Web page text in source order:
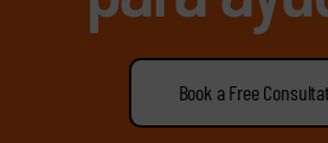
Book a Free